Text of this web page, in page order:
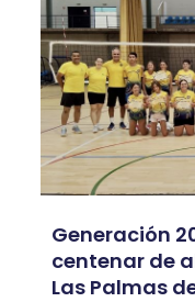
Generación
centenar de
Las Palmas